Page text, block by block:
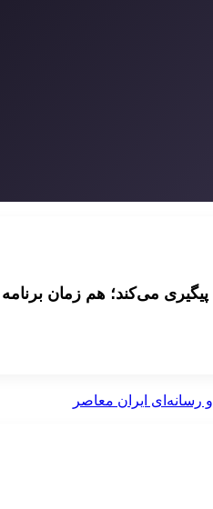
پیگیری می‌کند؛ هم زمان